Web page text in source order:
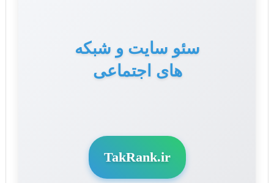
سئو سایت و شبکه
های اجتماعی
TakRank.ir